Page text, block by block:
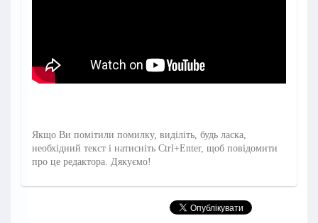
Якщо Ви помітили помилку, виділіть, будь ласка,
необхідний текст і натисніть Ctrl+Enter, щоб повідомити
про це редактора. Дякуємо!